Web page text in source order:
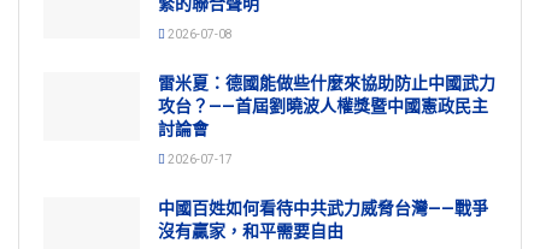
2026-07-08
雷米夏：德國能做些什麼來協助防止中國武力
攻台？——首屆劉曉波人權獎暨中國憲政民主
討論會
2026-07-17
中國百姓如何看待中共武力威脅台灣——戰爭
沒有贏家，和平需要自由